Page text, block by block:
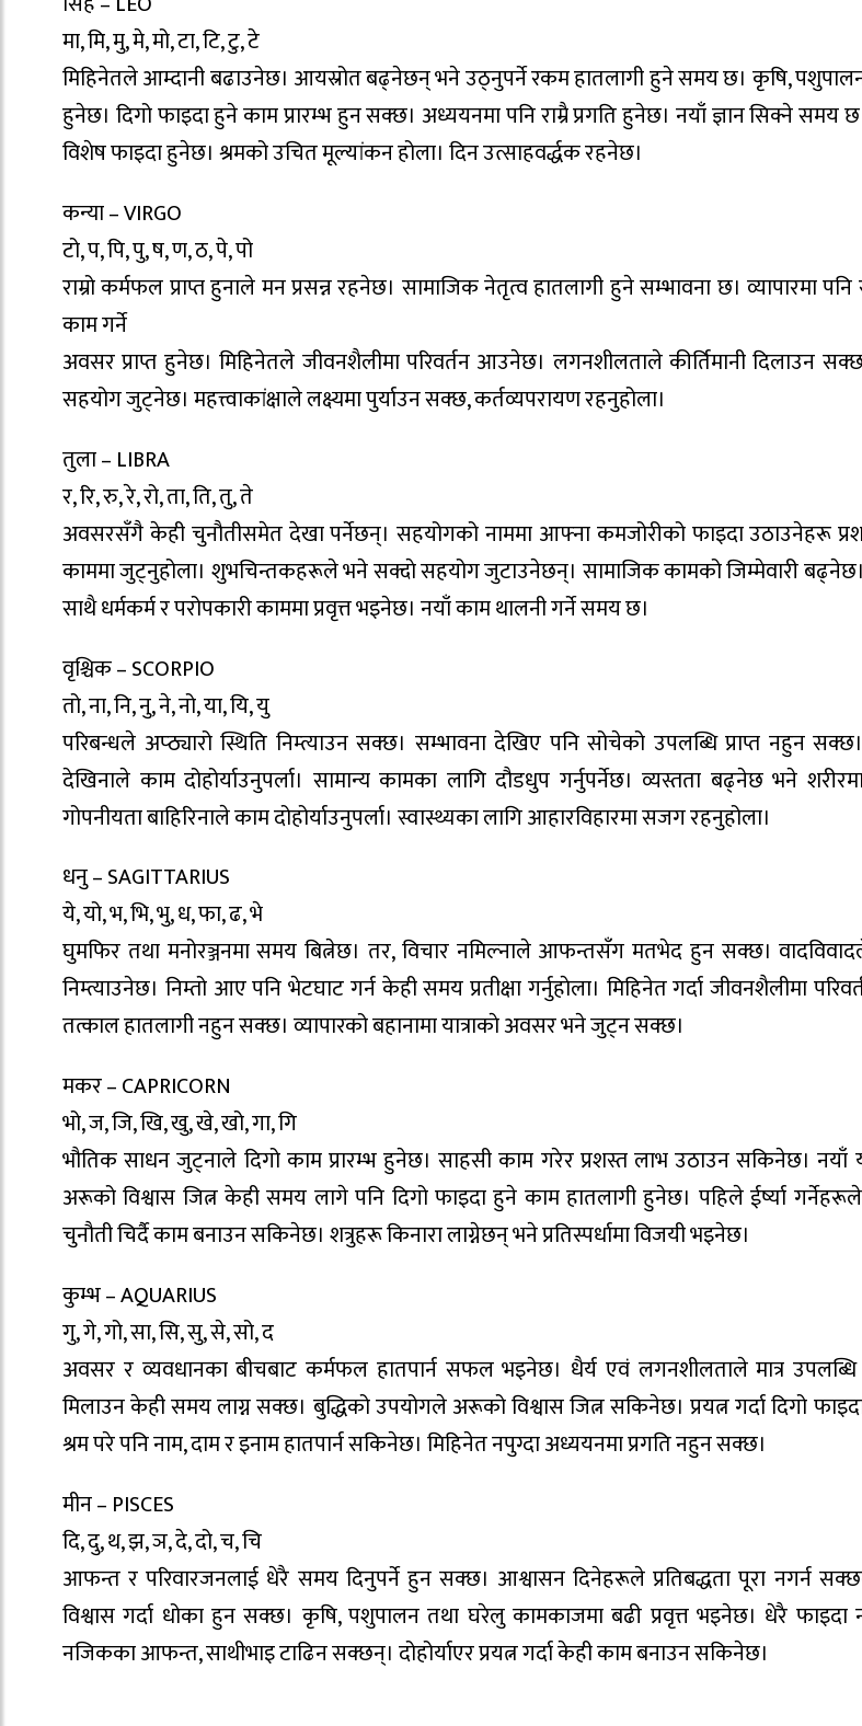
मा, मि, मु, मे, मो, टा, टि, टु, टे
मिहिनेतले आम्दानी बढाउनेछ। आयस्रोत बढ्नेछन् भने उठ्नुपर्ने रकम हातलागी हुने समय छ। कृषि, पशुपालन
हुनेछ। दिगो फाइदा हुने काम प्रारम्भ हुन सक्छ। अध्ययनमा पनि राम्रै प्रगति हुनेछ। नयाँ ज्ञान सिक्ने समय
विशेष फाइदा हुनेछ। श्रमको उचित मूल्यांकन होला। दिन उत्साहवर्द्धक रहनेछ।
कन्या – VIRGO
टो, प, पि, पु, ष, ण, ठ, पे, पो
राम्रो कर्मफल प्राप्त हुनाले मन प्रसन्न रहनेछ। सामाजिक नेतृत्व हातलागी हुने सम्भावना छ। व्यापारमा पनि
काम गर्ने
अवसर प्राप्त हुनेछ। मिहिनेतले जीवनशैलीमा परिवर्तन आउनेछ। लगनशीलताले कीर्तिमानी दिलाउन
सहयोग जुट्नेछ। महत्त्वाकांक्षाले लक्ष्यमा पुर्याउन सक्छ, कर्तव्यपरायण रहनुहोला।
तुला – LIBRA
र, रि, रु, रे, रो, ता, ति, तु, ते
अवसरसँगै केही चुनौतीसमेत देखा पर्नेछन्। सहयोगको नाममा आफ्ना कमजोरीको फाइदा उठाउनेहरू
काममा जुट्नुहोला। शुभचिन्तकहरूले भने सक्दाे सहयोग जुटाउनेछन्। सामाजिक कामको जिम्मेवारी
साथै धर्मकर्म र परोपकारी काममा प्रवृत्त भइनेछ। नयाँ काम थालनी गर्ने समय छ।
वृश्चिक – SCORPIO
तो, ना, नि, नु, ने, नो, या, यि, यु
परिबन्धले अप्ठ्यारो स्थिति निम्त्याउन सक्छ। सम्भावना देखिए पनि सोचेको उपलब्धि प्राप्त नहुन
देखिनाले काम दोहोर्याउनुपर्ला। सामान्य कामका लागि दौडधुप गर्नुपर्नेछ। व्यस्तता बढ्नेछ भने
गोपनीयता बाहिरिनाले काम दोहोर्याउनुपर्ला। स्वास्थ्यका लागि आहारविहारमा सजग रहनुहोला।
धनु – SAGITTARIUS
ये, यो, भ, भि, भु, ध, फा, ढ, भे
घुमफिर तथा मनोरञ्जनमा समय बित्नेछ। तर, विचार नमिल्नाले आफन्तसँग मतभेद हुन सक्छ।
निम्त्याउनेछ। निम्तो आए पनि भेटघाट गर्न केही समय प्रतीक्षा गर्नुहाेला। मिहिनेत गर्दा जीवनशैलीमा
तत्काल हातलागी नहुन सक्छ। व्यापारको बहानामा यात्राकाे अवसर भने जुट्न सक्छ।
मकर – CAPRICORN
भो, ज, जि, खि, खु, खे, खो, गा, गि
भौतिक साधन जुट्नाले दिगो काम प्रारम्भ हुनेछ। साहसी काम गरेर प्रशस्त लाभ उठाउन सकिनेछ। नयाँ
अरूको विश्वास जित्न केही समय लागे पनि दिगो फाइदा हुने काम हातलागी हुनेछ। पहिले ईर्ष्या
चुनौती चिर्दै काम बनाउन सकिनेछ। शत्रुहरू किनारा लाग्नेछन् भने प्रतिस्पर्धामा विजयी भइनेछ।
कुम्भ – AQUARIUS
गु, गे, गो, सा, सि, सु, से, सो, द
अवसर र व्यवधानका बीचबाट कर्मफल हातपार्न सफल भइनेछ। धैर्य एवं लगनशीलताले मात्र उपलब्धि
मिलाउन केही समय लाग्न सक्छ। बुद्धिको उपयोगले अरूको विश्वास जित्न सकिनेछ। प्रयत्न गर्दा दिगो
श्रम परे पनि नाम, दाम र इनाम हातपार्न सकिनेछ। मिहिनेत नपुग्दा अध्ययनमा प्रगति नहुन सक्छ।
मीन – PISCES
दि, दु, थ, झ, ञ, दे, दो, च, चि
आफन्त र परिवारजनलाई धेरै समय दिनुपर्ने हुन सक्छ। आश्वासन दिनेहरूले प्रतिबद्धता पूरा नगर्न
विश्वास गर्दा धोका हुन सक्छ। कृषि, पशुपालन तथा घरेलु कामकाजमा बढी प्रवृत्त भइनेछ। धेरै फाइदा
नजिकका आफन्त, साथीभाइ टाढिन सक्छन्। दोहोर्याएर प्रयत्न गर्दा केही काम बनाउन सकिनेछ।